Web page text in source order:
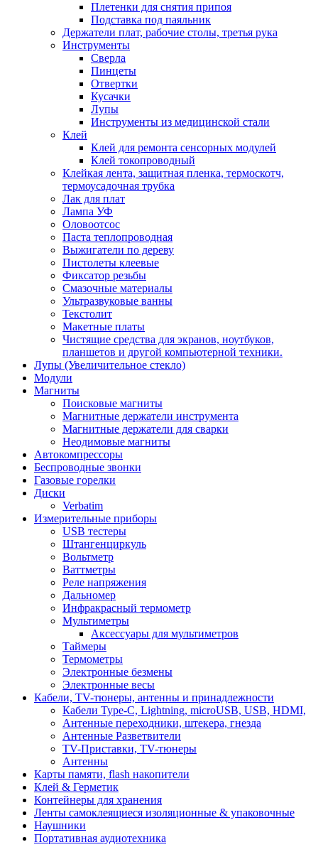
Плетенки для снятия припоя
Подставка под паяльник
Держатели плат, рабочие столы, третья рука
Инструменты
Сверла
Пинцеты
Отвертки
Кусачки
Лупы
Инструменты из медицинской стали
Клей
Клей для ремонта сенсорных модулей
Клей токопроводный
Клейкая лента, защитная пленка, термоскотч,
термоусадочная трубка
Лак для плат
Лампа УФ
Оловоотсос
Паста теплопроводная
Выжигатели по дереву
Пистолеты клеевые
Фиксатор резьбы
Смазочные материалы
Ультразвуковые ванны
Текстолит
Макетные платы
Чистящие средства для экранов, ноутбуков,
планшетов и другой компьютерной техники.
Лупы (Увеличительное стекло)
Модули
Магниты
Поисковые магниты
Магнитные держатели инструмента
Магнитные держатели для сварки
Неодимовые магниты
Автокомпрессоры
Беспроводные звонки
Газовые горелки
Диски
Verbatim
Измерительные приборы
USB тестеры
Штангенциркуль
Вольтметр
Ваттметры
Реле напряжения
Дальномер
Инфракрасный термометр
Мультиметры
Аксессуары для мультиметров
Таймеры
Термометры
Электронные безмены
Электронные весы
Кабели, TV-тюнеры, антенны и принадлежности
Кабели Type-C, Lightning, microUSB, USB, HDMI,
Антенные переходники, штекера, гнезда
Антенные Разветвители
TV-Приставки, TV-тюнеры
Антенны
Карты памяти, flash накопители
Клей & Герметик
Контейнеры для хранения
Ленты самоклеящиеся изоляционные & упаковочные
Наушники
Портативная аудиотехника